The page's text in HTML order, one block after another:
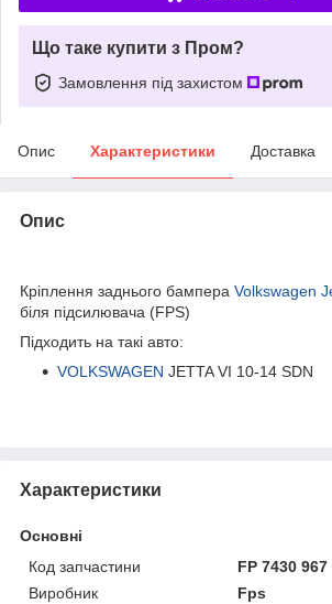
Що таке купити з Пром?
Замовлення під захистом
Опис Характеристики Доставка
Опис
Кріплення заднього бампера Volkswagen
біля підсилювача (FPS)
Підходить на такі авто:
VOLKSWAGEN JETTA VI 10-14 SDN
Характеристики
Основні
Код запчастини
FP 7430 967
Виробник
Fps